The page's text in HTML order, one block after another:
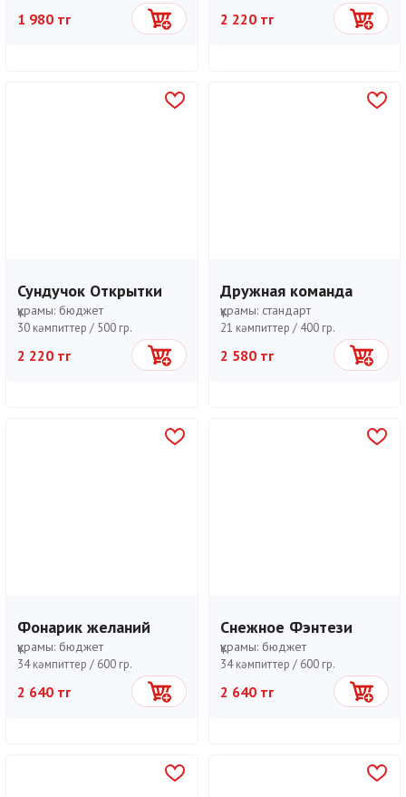
1 980 тг Себетке 2 220 тг Себетке
Сундучок Открытки
құрамы: бюджет
30 кәмпиттер / 500 гр.
2 220 тг Себетке
Дружная команда
құрамы: стандарт
21 кәмпиттер / 400 гр.
2 580 тг Себетке
Фонарик желаний
құрамы: бюджет
34 кәмпиттер / 600 гр.
2 640 тг Себетке
Снежное Фэнтези
құрамы: бюджет
34 кәмпиттер / 600 гр.
2 640 тг Себетке